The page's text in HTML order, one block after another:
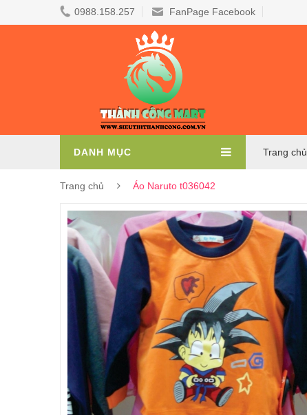
0988.158.257 FanPage Facebook
DANH MỤC Trang chủ
Trang chủ Áo Naruto t036042